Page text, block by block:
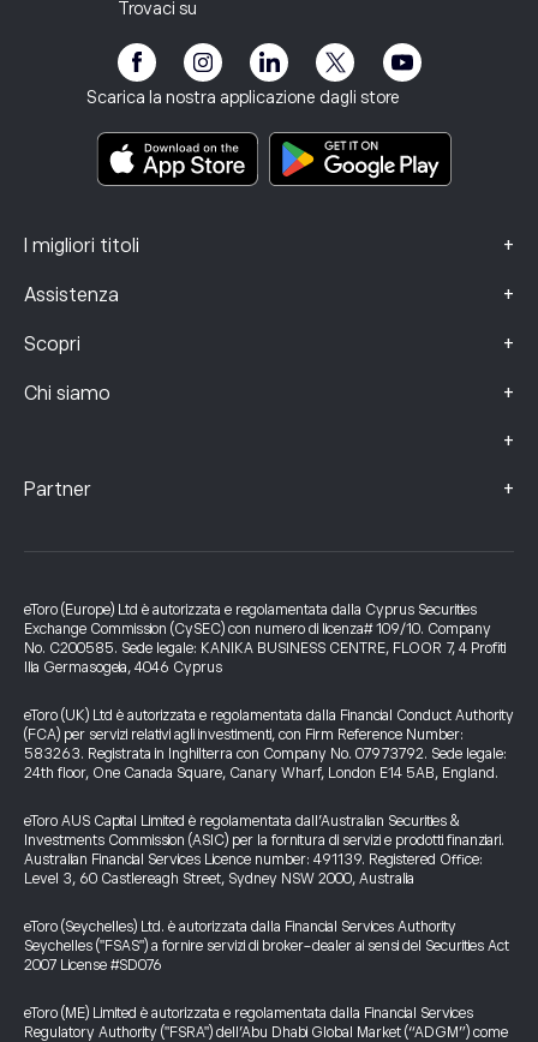
Trovaci su
Scarica la nostra applicazione dagli store
I migliori titoli +
Assistenza +
Scopri +
eToro Academy
Chi siamo +
Note Legali
+
Regolamentazione
Informativa sui rischi
Termini e condizioni
Documenti informativi chiave
Dati sui reclami (clienti FCA)
Partner +
Programma di affiliazione
Assicurazione sugli investimenti
eToro (Europe) Ltd è autorizzata e regolamentata dalla Cyprus Securities
Exchange Commission (CySEC) con numero di licenza# 109/10. Company
No. C200585. Sede legale: KANIKA BUSINESS CENTRE, FLOOR 7, 4 Profiti
Ilia Germasogeia, 4046 Cyprus
eToro (UK) Ltd è autorizzata e regolamentata dalla Financial Conduct Authority
(FCA) per servizi relativi agli investimenti, con Firm Reference Number:
583263. Registrata in Inghilterra con Company No. 07973792. Sede legale:
24th floor, One Canada Square, Canary Wharf, London E14 5AB, England.
eToro AUS Capital Limited è regolamentata dall’Australian Securities &
Investments Commission (ASIC) per la fornitura di servizi e prodotti finanziari.
Australian Financial Services Licence number: 491139. Registered Office:
Level 3, 60 Castlereagh Street, Sydney NSW 2000, Australia
eToro (Seychelles) Ltd. è autorizzata dalla Financial Services Authority
Seychelles ("FSAS") a fornire servizi di broker-dealer ai sensi del Securities Act
2007 License #SD076
eToro (ME) Limited è autorizzata e regolamentata dalla Financial Services
Regulatory Authority ("FSRA") dell’Abu Dhabi Global Market (“ADGM”) come